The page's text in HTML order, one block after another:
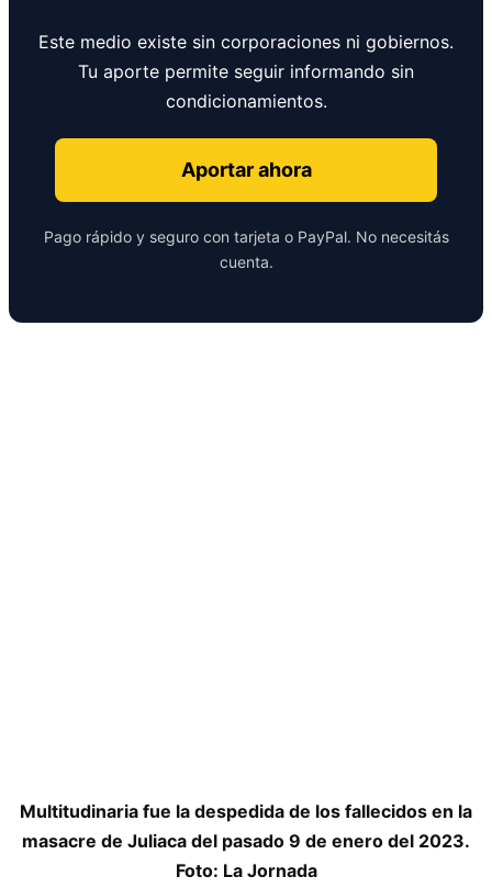
Este medio existe sin corporaciones ni gobiernos.
Tu aporte permite seguir informando sin
condicionamientos.
Aportar ahora
Pago rápido y seguro con tarjeta o PayPal. No necesitás
cuenta.
Multitudinaria fue la despedida de los fallecidos en la
masacre de Juliaca del pasado 9 de enero del 2023.
Foto: La Jornada